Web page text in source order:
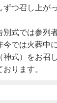
ずつ召し上が
別式では参列
今では火葬中
神式）をお召
ります。